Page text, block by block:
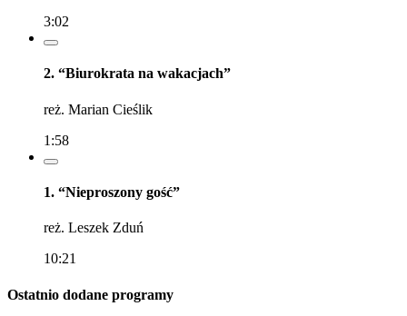
3:02
2. “Biurokrata na wakacjach”
reż. Marian Cieślik
1:58
1. “Nieproszony gość”
reż. Leszek Zduń
10:21
Ostatnio dodane programy